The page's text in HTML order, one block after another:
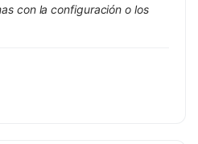
con la configuración o los